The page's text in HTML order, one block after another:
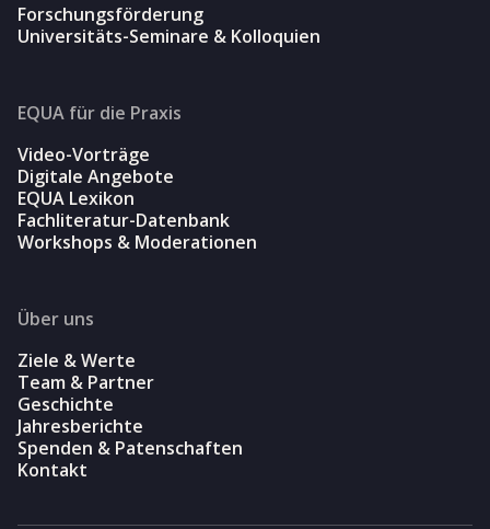
Forschungsförderung
Universitäts-Seminare & Kolloquien
EQUA für die Praxis
Video-Vorträge
Digitale Angebote
EQUA Lexikon
Fachliteratur-Datenbank
Workshops & Moderationen
Über uns
Ziele & Werte
Team & Partner
Geschichte
Jahresberichte
Spenden & Patenschaften
Kontakt